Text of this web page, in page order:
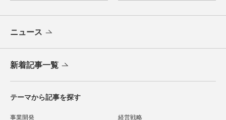
ニュース
新着記事一覧
テーマから記事を探す
事業開発 経営戦略